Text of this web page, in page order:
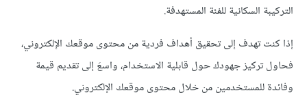
التركيبة السكانية للفئة المستهدفة.
إذا كنت تهدف إلى تحقيق أهداف فردية من محتوى موقعك الإلكتروني،
فحاول تركيز جهودك حول قابلية الاستخدام، واسعَ إلى تقديم قيمة
وفائدة للمستخدمين من خلال محتوى موقعك الإلكتروني.